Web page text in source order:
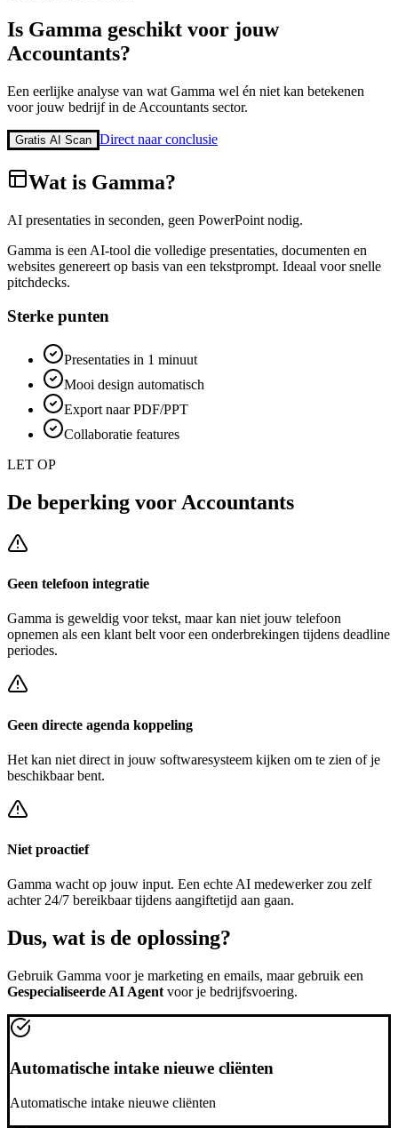
Is Gamma geschikt voor jouw
Accountants?
Een eerlijke analyse van wat Gamma wel én niet kan betekenen
voor jouw bedrijf in de Accountants sector.
Gratis AI Scan Direct naar conclusie
Wat is Gamma?
AI presentaties in seconden, geen PowerPoint nodig.
Gamma is een AI-tool die volledige presentaties, documenten en
websites genereert op basis van een tekstprompt. Ideaal voor snelle
pitchdecks.
Sterke punten
Presentaties in 1 minuut
Mooi design automatisch
Export naar PDF/PPT
Collaboratie features
LET OP
De beperking voor Accountants
Geen telefoon integratie
Gamma is geweldig voor tekst, maar kan niet jouw telefoon
opnemen als een klant belt voor een onderbrekingen tijdens deadline
periodes.
Geen directe agenda koppeling
Het kan niet direct in jouw softwaresysteem kijken om te zien of je
beschikbaar bent.
Niet proactief
Gamma wacht op jouw input. Een echte AI medewerker zou zelf
achter24/7 bereikbaar tijdens aangiftetijd aan gaan.
Dus, wat is de oplossing?
Gebruik Gamma voor je marketing en emails, maar gebruik een
Gespecialiseerde AI Agent voor je bedrijfsvoering.
Automatische intake nieuwe cliënten
Automatische intake nieuwe cliënten